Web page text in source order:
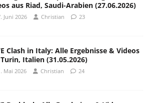
aus Riad, Saudi-Arabien (27.06.2026)
Juni 2026 Christian 23
Clash in Italy: Alle Ergebnisse & Videos
Italien (31.05.2026)
Mai 2026 Christian 24